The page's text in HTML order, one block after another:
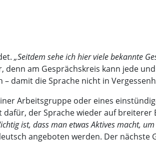
„Seitdem sehe ich hier viele bekannte
am Gesprächskreis kann jede
damit die Sprache nicht in
Arbeitsgruppe oder eines
der Sprache wieder auf
ist, dass man etwas Aktives macht,
angeboten werden. Der nächste